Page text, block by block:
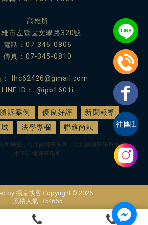
高雄所
雄市左營區文學路320號
電話： 07-345-0806
傳真：07-345-0810
lhc62426@gmail.com
@ipb1601i
勝訴案例 優良好評
新聞報導
法學專欄 聯絡尚耘
所推薦 台北律師事務所
台北律師事務所推薦
中正區律師事務所
by 揚京快客 Copyright © 2026 ..
累積人氣: 754665